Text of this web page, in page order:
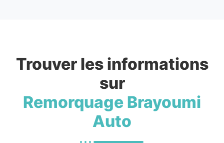
Trouver les informations
sur
Remorquage Brayoumi
Auto